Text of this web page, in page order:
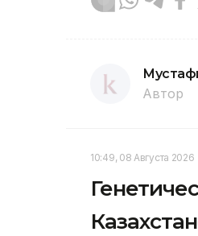
Автор
10:49, 08 Августа 2026